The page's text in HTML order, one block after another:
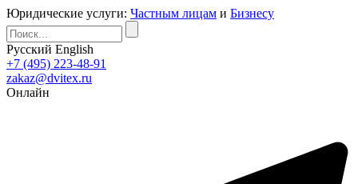
Юридические услуги: Частным лицам и Бизнесу
Русский English
+7 (495) 223-48-91
zakaz@dvitex.ru
Онлайн